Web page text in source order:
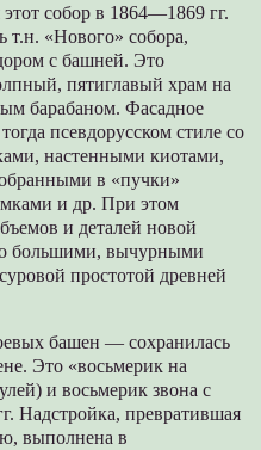
собор в 1864—1869 гг.
т.н. «Нового» собора,
с башней. Это
пятиглавый храм на
барабаном. Фасадное
псевдорусском стиле со
настенными киотами,
в «пучки»
и др. При этом
и деталей новой
большими, вычурными
простотой древней
башен — сохранилась
Это «восьмерик на
и восьмерик звона с
Надстройка, превратившая
выполнена в